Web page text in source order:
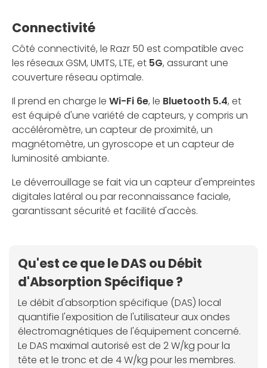
Connectivité
Côté connectivité, le Razr 50 est compatible avec
les réseaux GSM, UMTS, LTE, et 5G, assurant une
couverture réseau optimale.
Il prend en charge le Wi-Fi 6e, le Bluetooth 5.4, et
est équipé d'une variété de capteurs, y compris un
accéléromètre, un capteur de proximité, un
magnétomètre, un gyroscope et un capteur de
luminosité ambiante.
Le déverrouillage se fait via un capteur d'empreintes
digitales latéral ou par reconnaissance faciale,
garantissant sécurité et facilité d'accès.
Qu'est ce que le DAS ou Débit
d'Absorption Spécifique ?
Le débit d'absorption spécifique (DAS) local
quantifie l'exposition de l'utilisateur aux ondes
électromagnétiques de l'équipement concerné.
Le DAS maximal autorisé est de 2 W/kg pour la
tête et le tronc et de 4 W/kg pour les membres.